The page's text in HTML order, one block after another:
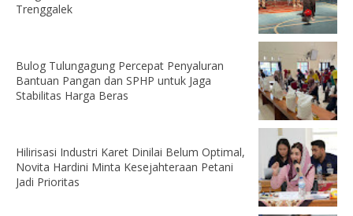
Trenggalek
Bulog Tulungagung Percepat Penyaluran
Bantuan Pangan dan SPHP untuk Jaga
Stabilitas Harga Beras
Hilirisasi Industri Karet Dinilai Belum Optimal,
Novita Hardini Minta Kesejahteraan Petani
Jadi Prioritas